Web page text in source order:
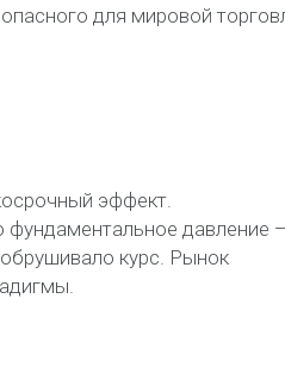
для мировой
эффект.
фундаментальное давление
курс. Рынок